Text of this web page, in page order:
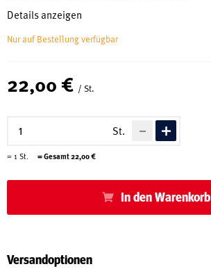
Ausstellung
Infos
Service
Kontakt & Anfahrt
Details anzeigen
Nur auf Bestellung verfügbar
22,00 € / St.
St.
= 1 St. = Gesamt22,00€
In den Warenkorb
Versandoptionen